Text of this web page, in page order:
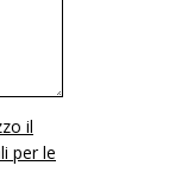
il
per le